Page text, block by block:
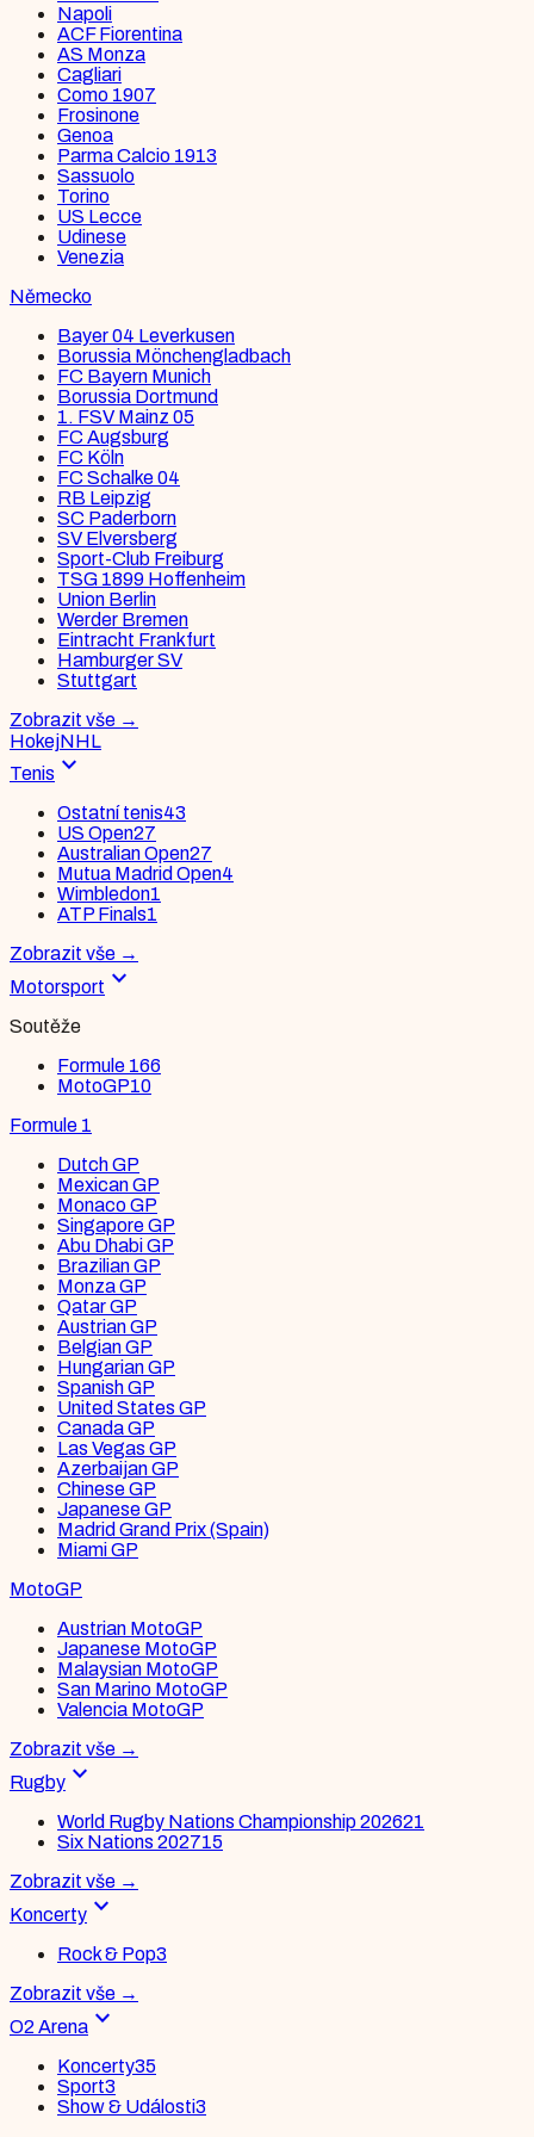
Napoli
ACF Fiorentina
AS Monza
Cagliari
Como 1907
Frosinone
Genoa
Parma Calcio 1913
Sassuolo
Torino
US Lecce
Udinese
Venezia
Německo
Bayer 04 Leverkusen
Borussia Mönchengladbach
FC Bayern Munich
Borussia Dortmund
1. FSV Mainz 05
FC Augsburg
FC Köln
FC Schalke 04
RB Leipzig
SC Paderborn
SV Elversberg
Sport-Club Freiburg
TSG 1899 Hoffenheim
Union Berlin
Werder Bremen
Eintracht Frankfurt
Hamburger SV
Stuttgart
Zobrazit vše →
HokejNHL
Tenis expand_more
Ostatní tenis43
US Open27
Australian Open27
Mutua Madrid Open4
Wimbledon1
ATP Finals1
Zobrazit vše →
Motorsport expand_more
Soutěže
Formule 166
MotoGP10
Formule 1
Dutch GP
Mexican GP
Monaco GP
Singapore GP
Abu Dhabi GP
Brazilian GP
Monza GP
Qatar GP
Austrian GP
Belgian GP
Hungarian GP
Spanish GP
United States GP
Canada GP
Las Vegas GP
Azerbaijan GP
Chinese GP
Japanese GP
Madrid Grand Prix (Spain)
Miami GP
MotoGP
Austrian MotoGP
Japanese MotoGP
Malaysian MotoGP
San Marino MotoGP
Valencia MotoGP
Zobrazit vše →
Rugby expand_more
World Rugby Nations Championship 202621
Six Nations 202715
Zobrazit vše →
Koncerty expand_more
Rock & Pop3
Zobrazit vše →
O2 Arena expand_more
Koncerty35
Sport3
Show & Události3